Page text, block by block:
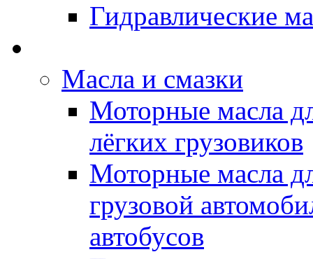
Гидравлические
Масла и смазки
Моторные масла
лёгких грузовиков
Моторные масла
грузовой
автобусов